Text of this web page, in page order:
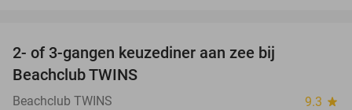
2- of 3-gangen keuzediner aan zee bij
Beachclub TWINS
Beachclub TWINS 9.3 star